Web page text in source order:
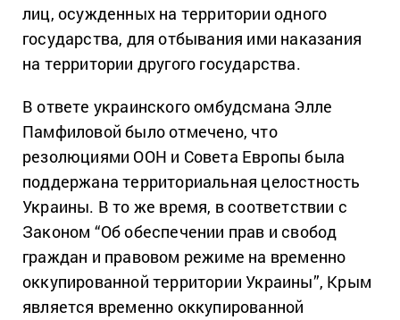
лиц, осужденных на территории одного
государства, для отбывания ими наказания
на территории другого государства.
В ответе украинского омбудсмана Элле
Памфиловой было отмечено, что
резолюциями ООН и Совета Европы была
поддержана территориальная целостность
Украины. В то же время, в соответствии с
Законом “Об обеспечении прав и свобод
граждан и правовом режиме на временно
оккупированной территории Украины”, Крым
является временно оккупированной